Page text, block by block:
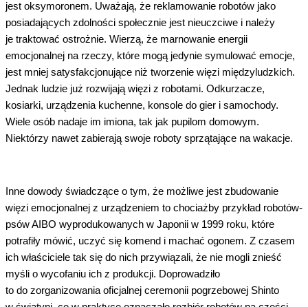
jest oksymoronem. Uważają, że reklamowanie robotów jako
posiadających zdolności społecznie jest nieuczciwe i należy
je traktować ostrożnie. Wierzą, że marnowanie energii
emocjonalnej na rzeczy, które mogą jedynie symulować emocje,
jest mniej satysfakcjonujące niż tworzenie więzi międzyludzkich.
Jednak ludzie już rozwijają więzi z robotami. Odkurzacze,
kosiarki, urządzenia kuchenne, konsole do gier i samochody.
Wiele osób nadaje im imiona, tak jak pupilom domowym.
Niektórzy nawet zabierają swoje roboty sprzątające na wakacje.
Inne dowody świadczące o tym, że możliwe jest zbudowanie
więzi emocjonalnej z urządzeniem to chociażby przykład robotów-
psów AIBO wyprodukowanych w Japonii w 1999 roku, które
potrafiły mówić, uczyć się komend i machać ogonem. Z czasem
ich właściciele tak się do nich przywiązali, że nie mogli znieść
myśli o wycofaniu ich z produkcji. Doprowadziło
to do zorganizowania oficjalnej ceremonii pogrzebowej Shinto